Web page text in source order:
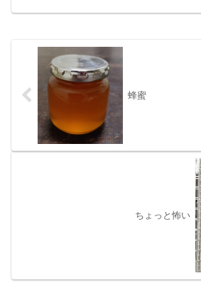
蜂蜜
ちょっと怖い